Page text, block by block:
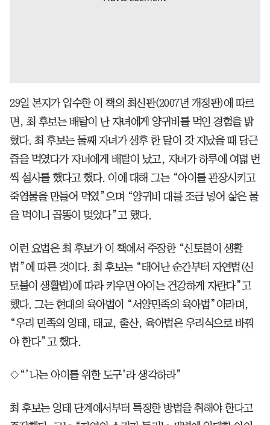
29일 본지가 입수한 이 책의 최신판(2007년 개정판)에 따르
면, 최 후보는 배탈이 난 자녀에게 양귀비를 먹인 경험을 밝
혔다. 최 후보는 둘째 자녀가 생후 한 달이 갓 지났을 때 당근
즙을 먹였다가 자녀에게 배탈이 났고, 자녀가 하루에 여덟 번
씩 설사를 했다고 했다. 이에 대해 그는 “아이를 관장시키고
죽염물을 만들어 먹였”으며 “양귀비 대를 조금 넣어 삶은 물
을 먹이니 곱똥이 멎었다”고 했다.
이런 요법은 최 후보가 이 책에서 주장한 “신토불이 생활
법”에 따른 것이다. 최 후보는 “태어난 순간부터 자연법(신
토불이 생활법)에 따라 키우면 아이는 건강하게 자란다”고
했다. 그는 현대의 육아법이 “서양민족의 육아법”이라며,
“우리 민족의 잉태, 태교, 출산, 육아법은 우리식으로 바꿔
야 한다”고 했다.
◇“’나는 아이를 위한 도구’라 생각하라”
최 후보는 잉태 단계에서부터 특정한 방법을 취해야 한다고